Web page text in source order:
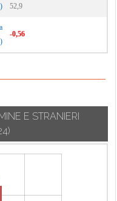
52,9
-0,56
E STRANIERI